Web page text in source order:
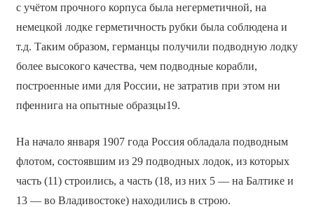
с учётом прочного корпуса была негерметичной, на
немецкой лодке герметичность рубки была соблюдена и
т.д. Таким образом, германцы получили подводную лодку
более высокого качества, чем подводные корабли,
построенные ими для России, не затратив при этом ни
пфеннига на опытные образцы19.
На начало января 1907 года Россия обладала подводным
флотом, состоявшим из 29 подводных лодок, из которых
часть (11) строились, а часть (18, из них 5 — на Балтике и
13 — во Владивостоке) находились в строю.